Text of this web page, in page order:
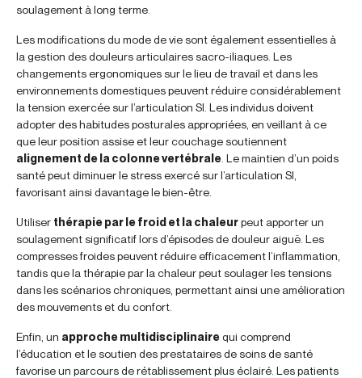
soulagement à long terme.
Les modifications du mode de vie sont également essentielles à
la gestion des douleurs articulaires sacro-iliaques. Les
changements ergonomiques sur le lieu de travail et dans les
environnements domestiques peuvent réduire considérablement
la tension exercée sur l’articulation SI. Les individus doivent
adopter des habitudes posturales appropriées, en veillant à ce
que leur position assise et leur couchage soutiennent
alignement de la colonne vertébrale . Le maintien d’un poids
santé peut diminuer le stress exercé sur l’articulation SI,
favorisant ainsi davantage le bien-être.
Utiliser thérapie par le froid et la chaleurpeut apporter un
soulagement significatif lors d’épisodes de douleur aiguë. Les
compresses froides peuvent réduire efficacement l’inflammation,
tandis que la thérapie par la chaleur peut soulager les tensions
dans les scénarios chroniques, permettant ainsi une amélioration
des mouvements et du confort.
Enfin, un approche multidisciplinairequi comprend
l’éducation et le soutien des prestataires de soins de santé
favorise un parcours de rétablissement plus éclairé. Les patients